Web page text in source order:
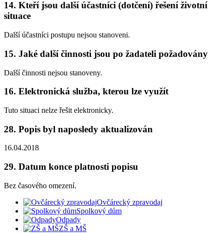
14. Kteří jsou další účastníci (dotčení) řešení životní
situace
Další účastníci postupu nejsou stanoveni.
15. Jaké další činnosti jsou po žadateli požadovány
Další činnosti nejsou stanoveny.
16. Elektronická služba, kterou lze využít
Tuto situaci nelze řešit elektronicky.
28. Popis byl naposledy aktualizován
16.04.2018
29. Datum konce platnosti popisu
Bez časového omezení.
Ovčárecký zpravodaj
Spolkový dům
Odpady
ZŠ a MŠ